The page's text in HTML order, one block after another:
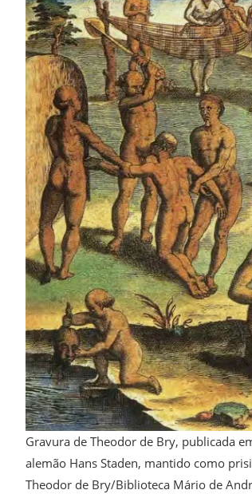
Gravura de Theodor de Bry, publicada
alemão Hans Staden, mantido como
Theodor de Bry/Biblioteca Mário de